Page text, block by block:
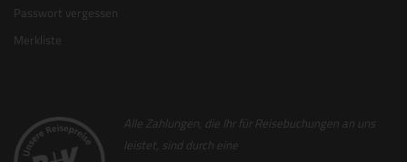
Passwort vergessen
Merkliste
Alle Zahlungen, die Ihr für Reisebuchungen an uns
leistet, sind durch eine